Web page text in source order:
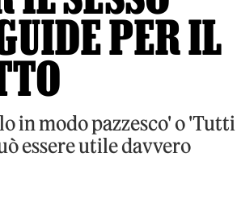
PER IL
in modo pazzesco' o
essere utile davvero